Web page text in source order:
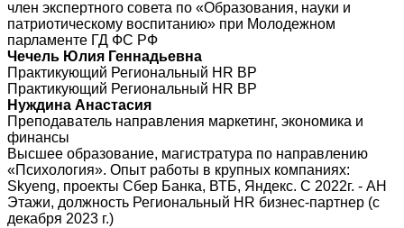
член экспертного совета по «Образования, науки и
патриотическому воспитанию» при Молодежном
парламенте ГД ФС РФ
Чечель Юлия Геннадьевна
Практикующий Региональный HR BP
Практикующий Региональный HR BP
Нуждина Анастасия
Преподаватель направления маркетинг, экономика и
финансы
Высшее образование, магистратура по направлению
«Психология». Опыт работы в крупных компаниях:
Skyeng, проекты Сбер Банка, ВТБ, Яндекс. С 2022г. - АН
Этажи, должность Региональный HR бизнес-партнер (с
декабря 2023 г.)